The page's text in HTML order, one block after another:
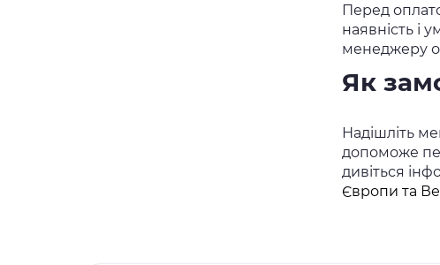
Перед
наявність і
менеджеру
Як
Надішліть
допоможе
дивіться
Європи та